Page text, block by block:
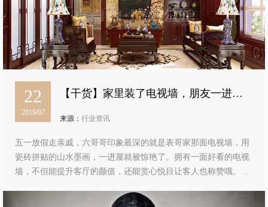
【干货】家里装了电视墙，朋友一进屋
就被惊艳了
来源： 行业资讯
22
2019/07
五一放假走亲戚，六哥哥印象最深的就是表哥家那面电视墙，用
瓷砖拼贴的山水墨画，一进屋就被惊艳了。拥有一面好看的电视
墙，不但能提升客厅的颜值，还能赏心悦目让客人也称赞哦。
一定要注意以下几点现在家庭用挂…